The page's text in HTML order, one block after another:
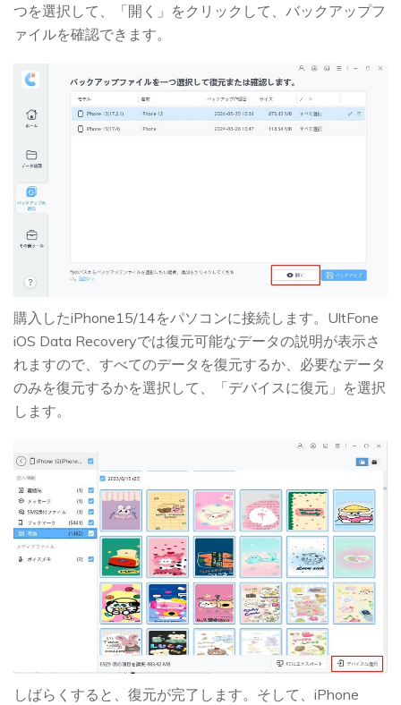
つを選択して、「開く」をクリックして、バックアップフ
ァイルを確認できます。
購入したiPhone15/14をパソコンに接続します。UltFone
iOS Data Recoveryでは復元可能なデータの説明が表示さ
れますので、すべてのデータを復元するか、必要なデータ
のみを復元するかを選択して、「デバイスに復元」を選択
します。
しばらくすると、復元が完了します。そして、iPhone